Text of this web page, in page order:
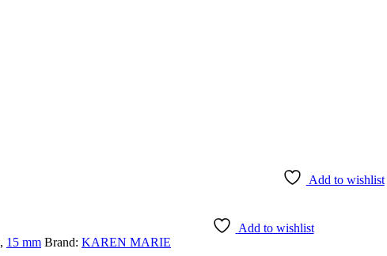
Add to wishlist
Add to wishlist
, 15 mm Brand: KAREN MARIE